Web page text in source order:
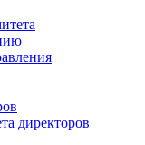
директоров